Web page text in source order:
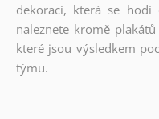
dekorací, která se
naleznete kromě
které jsou výsledkem
týmu.